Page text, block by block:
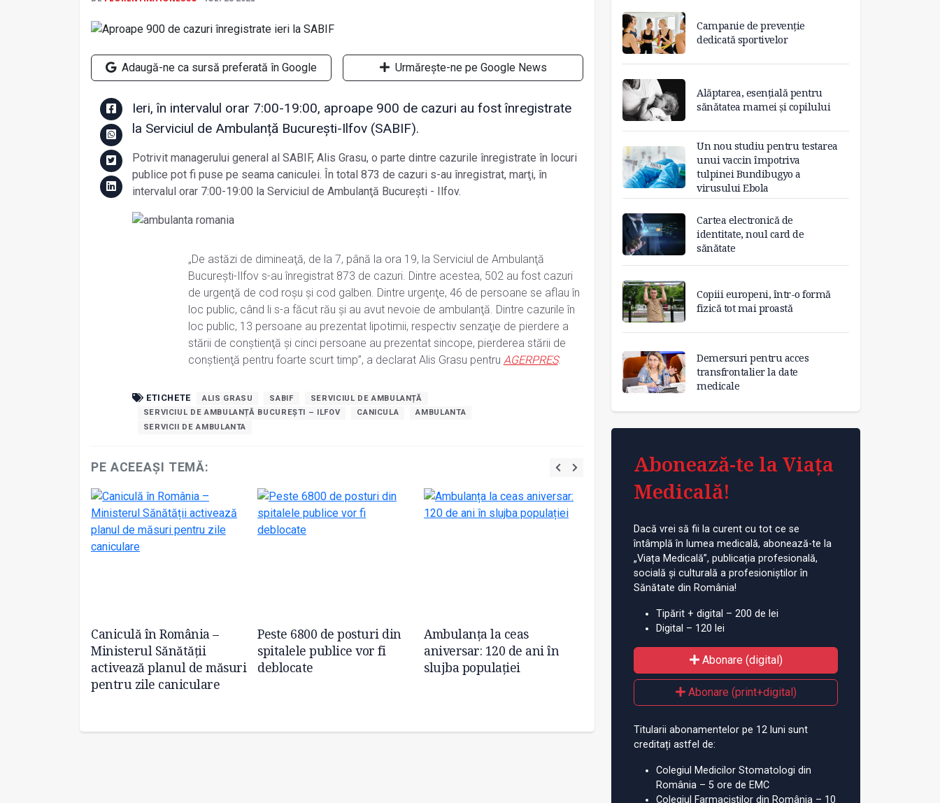
Adaugă-ne ca sursă preferată în Google Urmărește-ne pe Google News
Ieri, în intervalul orar 7:00-19:00, aproape 900 de cazuri au fost înregistrate
la Serviciul de Ambulanță București-Ilfov (SABIF).
Potrivit managerului general al SABIF, Alis Grasu, o parte dintre cazurile înregistrate în locuri
publice pot fi puse pe seama caniculei. În total 873 de cazuri s-au înregistrat, marţi, în
intervalul orar 7:00-19:00 la Serviciul de Ambulanţă Bucureşti - Ilfov.
„De astăzi de dimineaţă, de la 7, până la ora 19, la Serviciul de Ambulanţă
Bucureşti-Ilfov s-au înregistrat 873 de cazuri. Dintre acestea, 502 au fost cazuri
de urgenţă de cod roşu şi cod galben. Dintre urgenţe, 46 de persoane se aflau în
loc public, când li s-a făcut rău şi au avut nevoie de ambulanţă. Dintre cazurile în
loc public, 13 persoane au prezentat lipotimii, respectiv senzaţie de pierdere a
stării de conştienţă şi cinci persoane au prezentat sincope, pierderea stării de
conştienţă pentru foarte scurt timp”, a declarat Alis Grasu pentru AGERPRES.
ETICHETE ALIS GRASU SABIF
SERVICIUL DE AMBULANȚĂ
SERVICIUL DE AMBULANȚĂ BUCUREȘTI – ILFOV
CANICULA
AMBULANTA
SERVICII DE AMBULANTA
PE ACEEAȘI TEMĂ:
Caniculă în România –
Ministerul Sănătății
activează planul de măsuri
pentru zile caniculare
Peste 6800 de posturi din
spitalele publice vor fi
deblocate
Ambulanța la ceas
aniversar: 120 de ani în
slujba populației
Ministerul Sănătății solicită
activarea unor măsuri
pentru reducerea
riscurilor asociate
caniculei
Specialiștii răspund
Campanie de prevenție
dedicată sportivelor
Alăptarea, esențială pentru
sănătatea mamei și copilului
Un nou studiu pentru testarea
unui vaccin împotriva
tulpinei Bundibugyo a
virusului Ebola
Cartea electronică de
identitate, noul card de
sănătate
Copiii europeni, într-o formă
fizică tot mai proastă
Demersuri pentru acces
transfrontalier la date
medicale
Abonează-te la Viața
Medicală!
Dacă vrei să fii la curent cu tot ce se
întâmplă în lumea medicală, abonează-te la
„Viața Medicală”, publicația profesională,
socială și culturală a profesioniștilor în
Sănătate din România!
Tipărit + digital – 200 de lei
Digital – 120 lei
Abonare (digital)
Abonare (print+digital)
Titularii abonamentelor pe 12 luni sunt
creditați astfel de:
Colegiul Medicilor Stomatologi din
România – 5 ore de EMC
Colegiul Farmaciștilor din România – 10